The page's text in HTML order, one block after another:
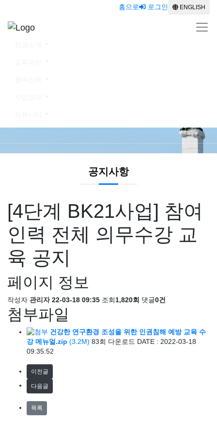
홈으로 로그인 ENGLISH
공지사항
[4단계 BK21사업] 참여
인력 전체 의무수강 교
육 공지
페이지 정보
작성자 관리자 22-03-18 09:35 조회 1,820회 댓글0건
첨부파일
건강한 연구환경 조성을 위한 인권침해 예방 교육 수
강 메뉴얼.zip (3.2M) 83회 다운로드 DATE : 2022-03-18
09:35:52
이전글
다음글
목록